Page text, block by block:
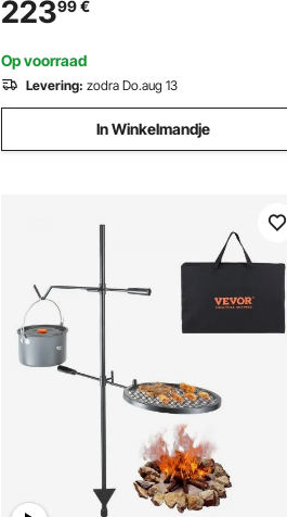
instellingen en een beschermplaat.
Deze elektrische grillset van roestvrij
staal is ideaal voor kamperen en
buitengebruik.
22399€
Op voorraad
Levering: zodra Do.aug 13
In Winkelmandje